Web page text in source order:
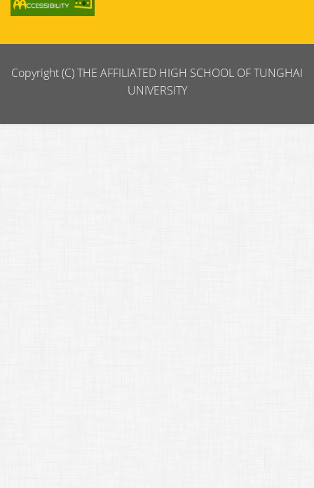
Copyright (C) THE AFFILIATED HIGH SCHOOL OF TUNGHAI
UNIVERSITY